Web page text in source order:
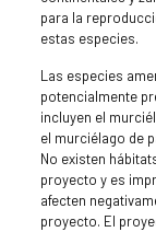
para la
estas especies.
Las especies
potencialmente
incluyen el
el murciélago de
No existen
proyecto y es
afecten
proyecto. El